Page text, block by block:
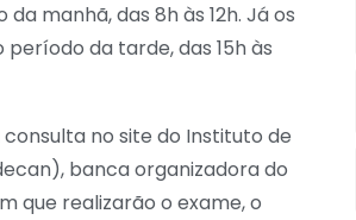
manhã, das 8h às 12h. Já os
da tarde, das 15h às
consulta no site do Instituto de
banca organizadora do
que realizarão o exame, o